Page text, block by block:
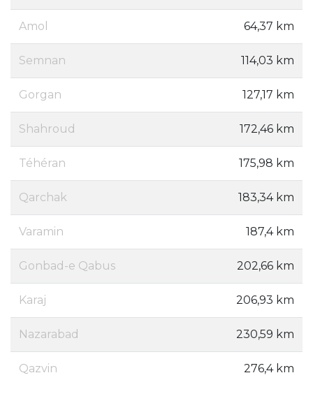
Amol 64,37 km
Semnan 114,03 km
Gorgan 127,17 km
Shahroud 172,46 km
Téhéran 175,98 km
Qarchak 183,34 km
Varamin 187,4 km
Gonbad-e Qabus 202,66 km
Karaj 206,93 km
Nazarabad 230,59 km
Qazvin 276,4 km